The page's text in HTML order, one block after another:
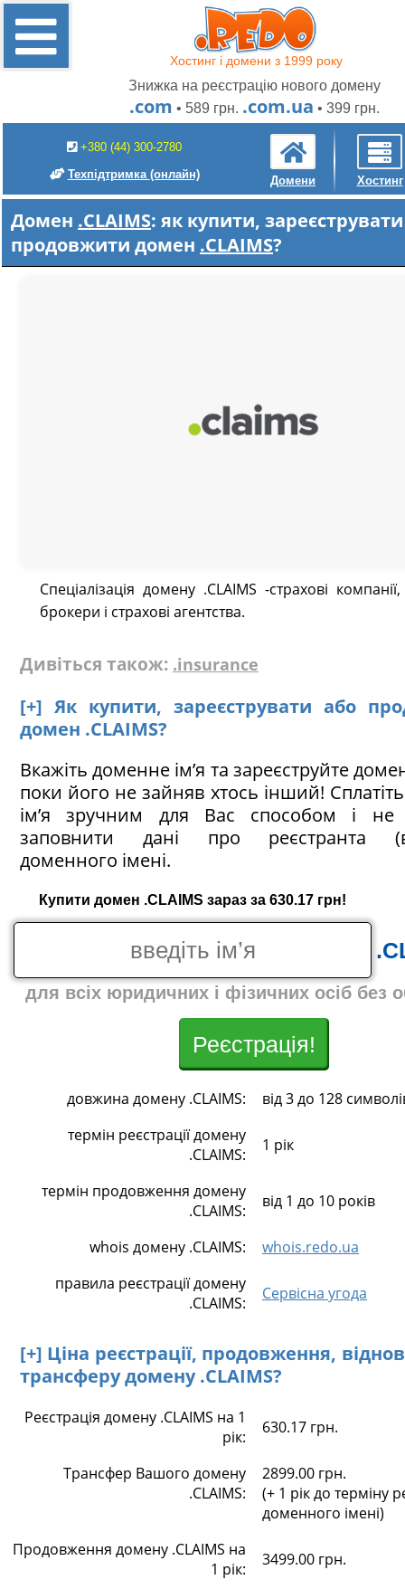
Хостинг і домени з 1999 року
Знижка на реєстрацію нового домену
.com • 589 грн. .com.ua • 399 грн.
+380 (44) 300-2780
Техпідтримка (онлайн) Домени Хостинг
Домен .CLAIMS: як купити,
продовжити домен .CLAIMS?
Спеціалізація домену .CLAIMS -страхові компанії,
брокери і страхові агентства.
Дивіться також: .insurance
[+] Як купити, зареєструвати або
домен .CLAIMS?
Вкажіть доменне ім’я та зареєструйте
поки його не зайняв хтось інший!
ім’я зручним для Вас способом і не
заповнити дані про реєстранта
доменного імені.
Купити домен .CLAIMS зараз за 630.17 грн!
для всіх юридичних і фізичних осіб без
Реєстрація!
довжина домену .CLAIMS:
від 3 до 128
термін реєстрації домену
.CLAIMS:
1 рік
термін продовження домену
.CLAIMS:
від 1 до 10 років
whois домену .CLAIMS:
whois.redo.ua
правила реєстрації домену
.CLAIMS:
Сервісна угода
[+] Ціна реєстрації, продовження,
трансферу домену .CLAIMS?
Реєстрація домену .CLAIMS на 1
рік:
630.17 грн.
Трансфер Вашого домену
.CLAIMS:
2899.00 грн.
(+ 1 рік до терміну
доменного імені)
Продовження домену .CLAIMS на
1 рік:
3499.00 грн.